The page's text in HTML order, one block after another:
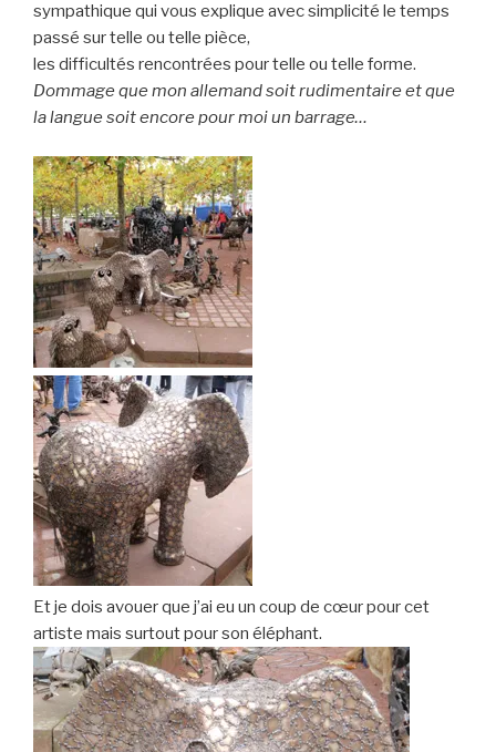
sympathique qui vous explique avec simplicité le temps
passé sur telle ou telle pièce,
les difficultés rencontrées pour telle ou telle forme.
Dommage que mon allemand soit rudimentaire et que
la langue soit encore pour moi un barrage…
Et je dois avouer que j’ai eu un coup de cœur pour cet
artiste mais surtout pour son éléphant.